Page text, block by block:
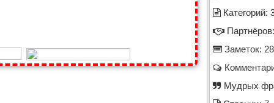
Категорий:
Заметок: 28
Мудрых